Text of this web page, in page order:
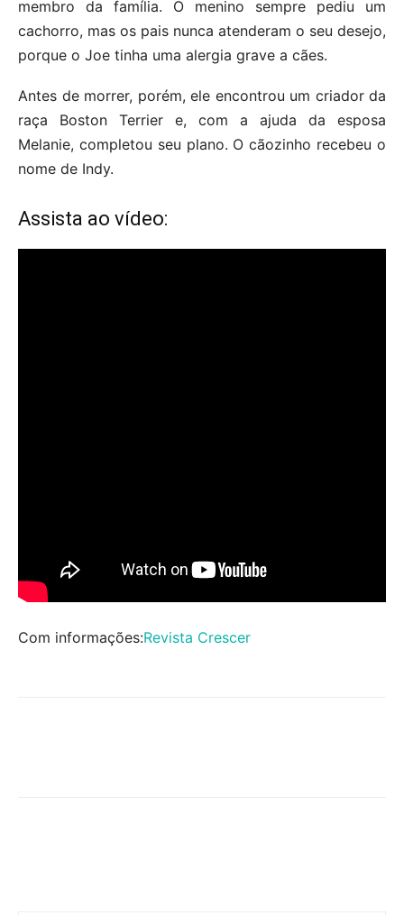
membro da família. O menino sempre pediu um
cachorro, mas os pais nunca atenderam o seu desejo,
porque o Joe tinha uma alergia grave a cães.
Antes de morrer, porém, ele encontrou um criador da
raça Boston Terrier e, com a ajuda da esposa
Melanie, completou seu plano. O cãozinho recebeu o
nome de Indy.
Assista ao vídeo:
Com informações:Revista Crescer